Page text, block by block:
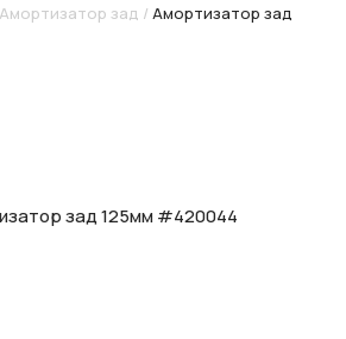
Амортизатор зад / Амортизатор зад